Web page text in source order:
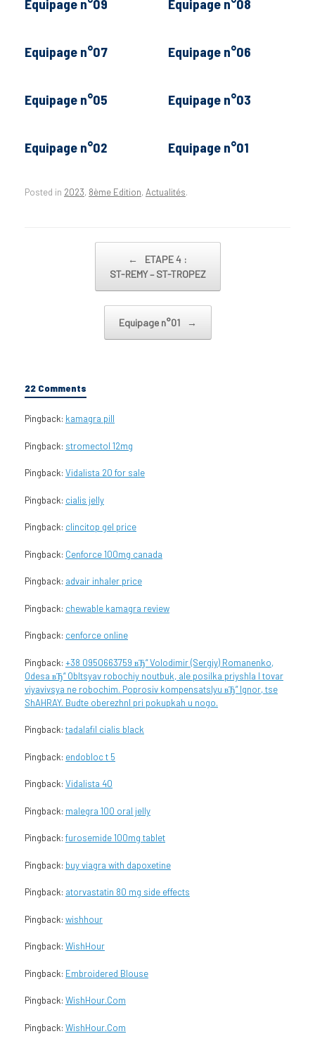
Equipage n°07 Equipage n°06
Equipage n°05 Equipage n°03
Equipage n°02 Equipage n°01
Posted in 2023, 8ème Edition, Actualités.
←
ETAPE 4 :
ST-REMY – ST-TROPEZ
Equipage n°01 →
22 Comments
Pingback: kamagra pill
Pingback: stromectol 12mg
Pingback: Vidalista 20 for sale
Pingback: cialis jelly
Pingback: clincitop gel price
Pingback: Cenforce 100mg canada
Pingback: advair inhaler price
Pingback: chewable kamagra review
Pingback: cenforce online
Pingback: +38 0950663759 вЂ“ Volodimir (Sergiy) Romanenko,
Odesa вЂ“ ObItsyav robochiy noutbuk, ale posilka priyshla I tovar
viyavivsya ne robochim. Poprosiv kompensatsIyu вЂ” Ignor, tse
ShAHRAY. Budte oberezhnI pri pokupkah u nogo.
Pingback: tadalafil cialis black
Pingback: endobloc t 5
Pingback: Vidalista 40
Pingback: malegra 100 oral jelly
Pingback: furosemide 100mg tablet
Pingback: buy viagra with dapoxetine
Pingback: atorvastatin 80 mg side effects
Pingback: wishhour
Pingback: WishHour
Pingback: Embroidered Blouse
Pingback: WishHour.Com
Pingback: WishHour.Com